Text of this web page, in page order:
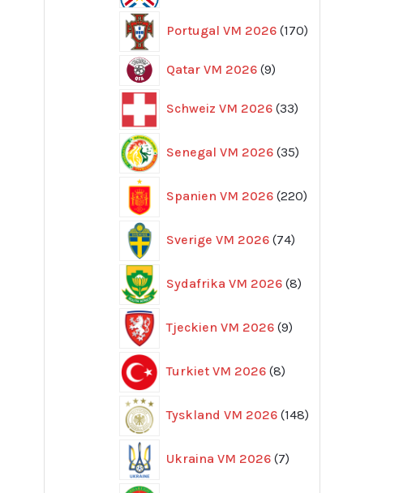
Portugal VM 2026 170
produkter
Qatar VM 2026 99
Schweiz VM 2026 33
produkter
Senegal VM 2026 35
produkter
Spanien VM 2026 220
produkter
Sverige VM 2026 74
produkter
Sydafrika VM 2026 8
produkter
Tjeckien VM 2026 9
produkter
Turkiet VM 2026 8
produkter
Tyskland VM 2026 148
produkter
Ukraina VM 2026 7
produkter